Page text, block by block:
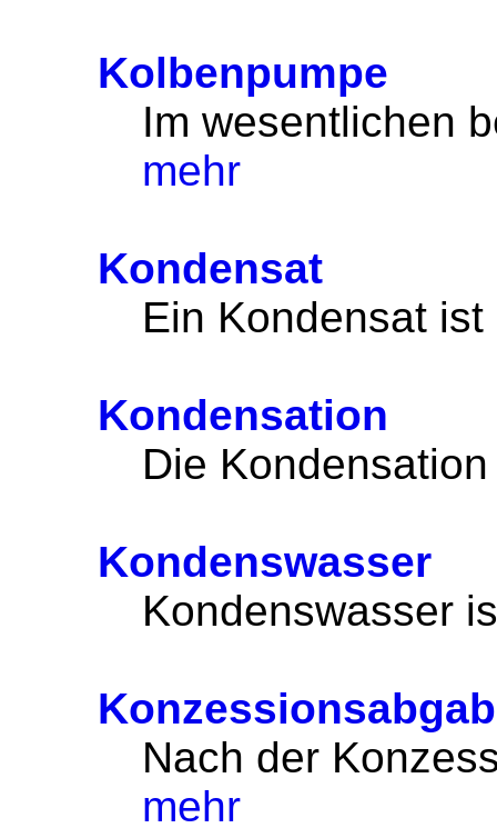
Kolbenpumpe
Im wesentlichen
mehr
Kondensat
Ein Kondensat
Kondensation
Die
Kondenswasser
Kondenswasser
Nach der
mehr